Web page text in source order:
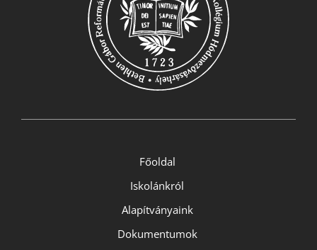
Főoldal
Iskolánkról
Alapítványaink
Dokumentumok